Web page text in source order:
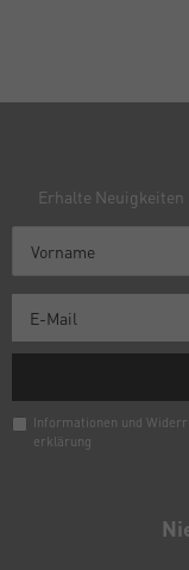
Erhalte
Informationen und
erklärung